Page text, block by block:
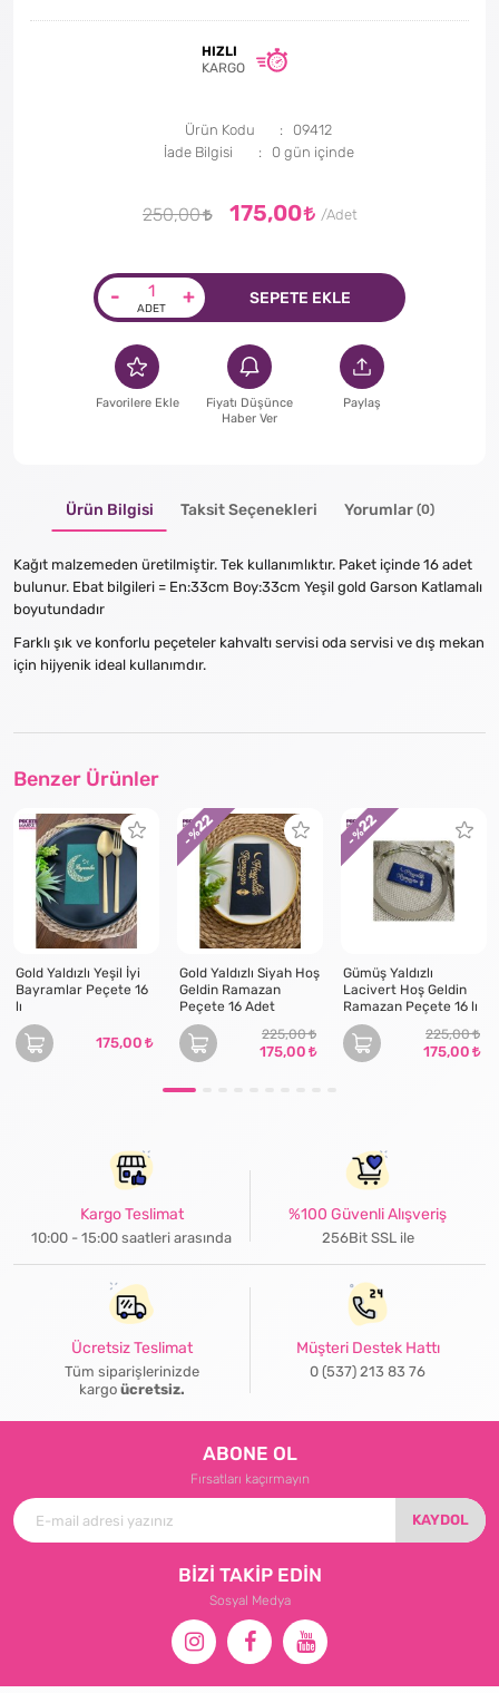
HIZLI
KARGO
Ürün Kodu
09412
İade Bilgisi
250,00 175,00
- + SEPETE EKLE
Favorilere Ekle
Fiyatı Düşünce
Haber Ver
Paylaş
Ürün Bilgisi Taksit Seçenekleri Yorumlar (0)
Kağıt malzemeden üretilmiştir. Tek kullanımlıktır. Paket içinde 16 adet
bulunur. Ebat bilgileri = En:33cm Boy:33cm Yeşil gold Garson Katlamalı
boyutundadır
Farklı şık ve konforlu peçeteler kahvaltı servisi oda servisi ve dış mekan
için hijyenik ideal kullanımdır.
Benzer Ürünler
Gold Yaldızlı Yeşil İyi
Bayramlar Peçete 16
lı
175,00
Gold Yaldızlı Siyah Hoş
Geldin Ramazan
Peçete 16 Adet
225,00
175,00
- %
22
Gümüş Yaldızlı
Lacivert Hoş Geldin
Ramazan Peçete 16 lı
225,00
175,00
- %
22
Kargo Teslimat
10:00 - 15:00 saatleri arasında
%100 Güvenli Alışveriş
256Bit SSL ile
Ücretsiz Teslimat
Tüm siparişlerinizde
kargo ücretsiz.
Müşteri Destek Hattı
0 (537) 213 83 76
ABONE OL
Fırsatları kaçırmayın
KAYDOL
BİZİ TAKİP EDİN
Sosyal Medya